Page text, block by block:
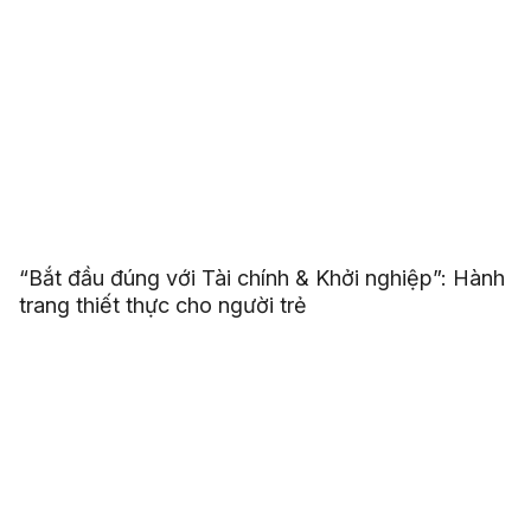
“Bắt đầu đúng với Tài chính & Khởi nghiệp”: Hành
trang thiết thực cho người trẻ